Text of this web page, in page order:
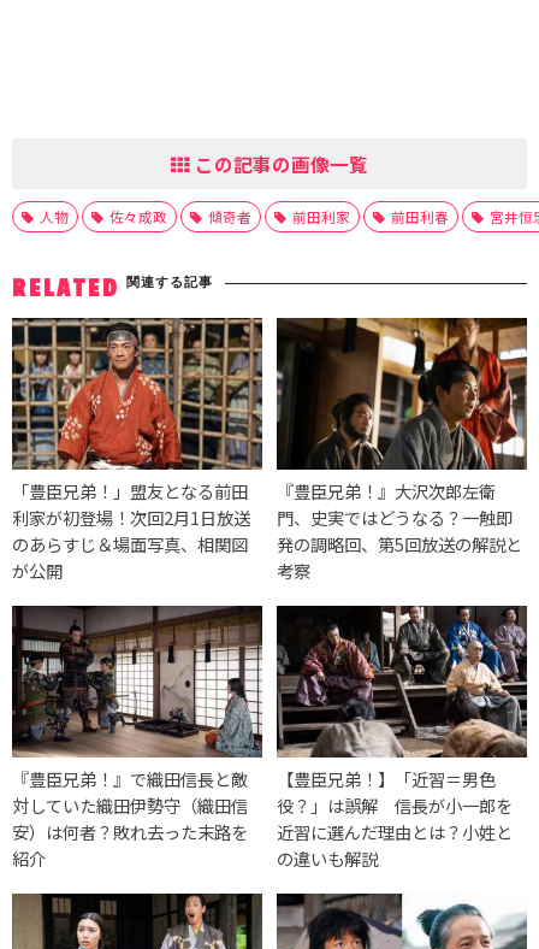
この記事の画像一覧
人物 佐々成政 傾奇者 前田利家 前田利春 宮井恒
RELATED 関連する記事
「豊臣兄弟！」盟友となる前田
利家が初登場！次回2月1日放送
のあらすじ＆場面写真、相関図
が公開
『豊臣兄弟！』大沢次郎左衛
門、史実ではどうなる？一触即
発の調略回、第5回放送の解説と
考察
『豊臣兄弟！』で織田信長と敵
対していた織田伊勢守（織田信
安）は何者？敗れ去った末路を
紹介
【豊臣兄弟！】「近習＝男色
役？」は誤解 信長が小一郎を
近習に選んだ理由とは？小姓と
の違いも解説